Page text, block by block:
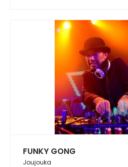
FUNKY GONG
Joujouka